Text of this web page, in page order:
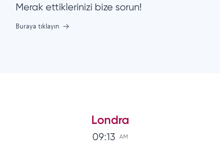
Merak ettiklerinizi bize sorun!
Buraya tıklayın
Londra
09:13 AM